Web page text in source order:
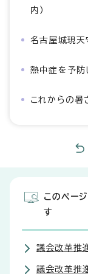
内）
名古屋城現天
熱中症を予防
これからの暑
このペー
す
議会改革推
議会改革推